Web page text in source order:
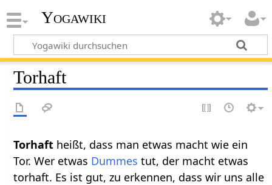
Yogawiki
Torhaft
heißt, dass man etwas macht wie ein
Tor. Wer etwas Dummes tut, der macht etwas
torhaft. Es ist gut, zu erkennen, dass wir uns alle